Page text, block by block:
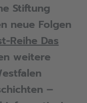
Stiftung
neue Folgen
Reihe Das
weitere
–